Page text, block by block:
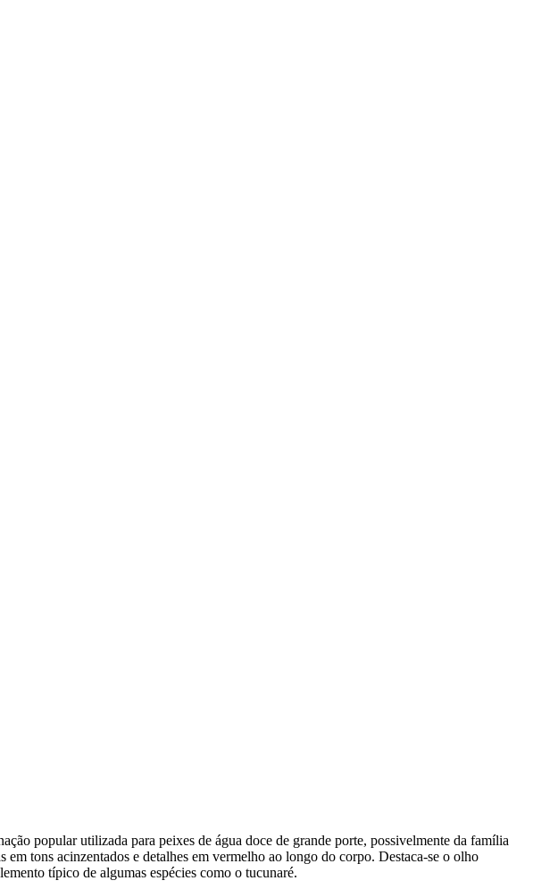
popular utilizada para peixes de água doce de grande porte, possivelmente da família
tons acinzentados e detalhes em vermelho ao longo do corpo. Destaca-se o olho
típico de algumas espécies como o tucunaré.